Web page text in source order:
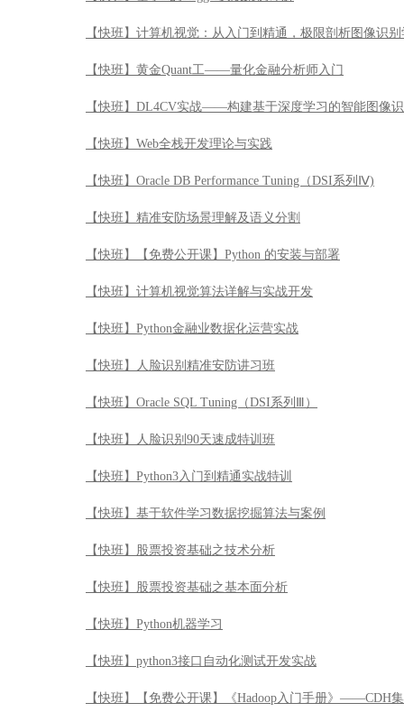
【快班】MySQL高可用原理、架构与实战
【快班】快速成为深度学习全栈工程师
【快班】Python数据可视化实战
【快班】股票投资高手武器系列之缠论系统
【快班】基于R的Kaggle实战案例详解
【快班】计算机视觉：从入门到精通，极限剖析图像识
【快班】黄金Quant工——量化金融分析师入门
【快班】DL4CV实战——构建基于深度学习的智能图像
【快班】Web全栈开发理论与实践
【快班】Oracle DB Performance Tuning（DSI系列Ⅳ)
【快班】精准安防场景理解及语义分割
【快班】【免费公开课】Python 的安装与部署
【快班】计算机视觉算法详解与实战开发
【快班】Python金融业数据化运营实战
【快班】人脸识别精准安防讲习班
【快班】Oracle SQL Tuning（DSI系列Ⅲ）
【快班】人脸识别90天速成特训班
【快班】Python3入门到精通实战特训
【快班】基于软件学习数据挖掘算法与案例